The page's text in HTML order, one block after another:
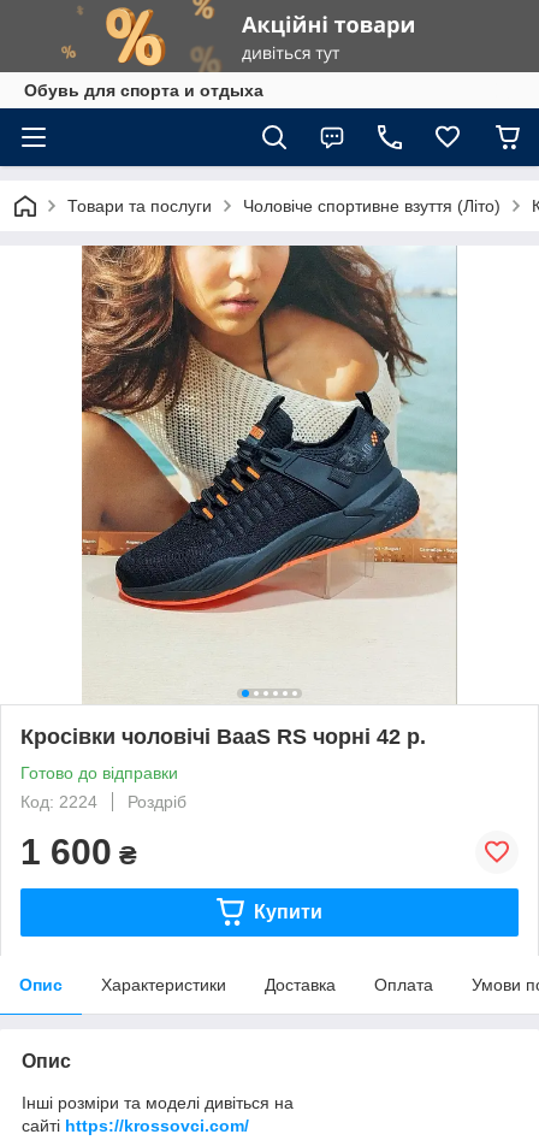
Обувь для спорта и отдыха
Товари та послуги Чоловіче спортивне взуття (Літо)
Кросівки чоловічі BaaS RS чорні 42 р.
Готово до відправки
Код: 2224
Роздріб
1 600 ₴
Купити
Опис Характеристики Доставка Оплата Умови
Опис
Інші розміри та моделі дивіться на
сайті https://krossovci.com/